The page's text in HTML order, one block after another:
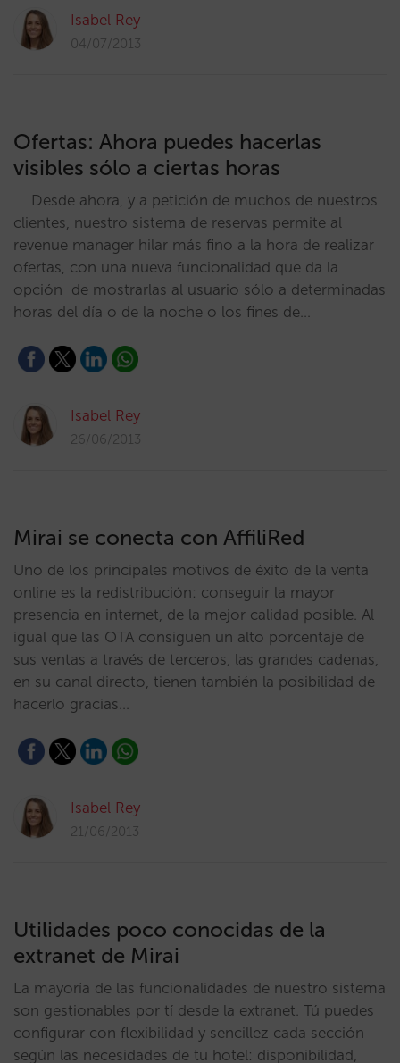
Isabel Rey
04/07/2013
Ofertas: Ahora puedes hacerlas
visibles sólo a ciertas horas
Desde ahora, y a petición de muchos de nuestros
clientes, nuestro sistema de reservas permite al
revenue manager hilar más fino a la hora de realizar
ofertas, con una nueva funcionalidad que da la
opción de mostrarlas al usuario sólo a determinadas
horas del día o de la noche o los fines de…
Isabel Rey
26/06/2013
Mirai se conecta con AffiliRed
Uno de los principales motivos de éxito de la venta
online es la redistribución: conseguir la mayor
presencia en internet, de la mejor calidad posible. Al
igual que las OTA consiguen un alto porcentaje de
sus ventas a través de terceros, las grandes cadenas,
en su canal directo, tienen también la posibilidad de
hacerlo gracias…
Isabel Rey
21/06/2013
Utilidades poco conocidas de la
extranet de Mirai
La mayoría de las funcionalidades de nuestro sistema
son gestionables por tí desde la extranet. Tú puedes
configurar con flexibilidad y sencillez cada sección
según las necesidades de tu hotel: disponibilidad,